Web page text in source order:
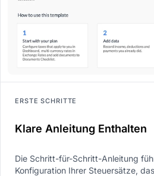
ERSTE SCHRITTE
Klare Anleitung Enthalten
Die Schritt-für-Schritt-Anleitung
Konfiguration Ihrer Steuersätze,